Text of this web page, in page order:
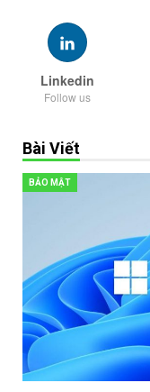
Linkedin
Follow us
Bài Viết
BẢO MẬT